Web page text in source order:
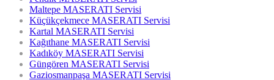
Maltepe MASERATI Servisi
Küçükçekmece MASERATI Servisi
Kartal MASERATI Servisi
Kağıthane MASERATI Servisi
Kadıköy MASERATI Servisi
Güngören MASERATI Servisi
Gaziosmanpaşa MASERATI Servisi